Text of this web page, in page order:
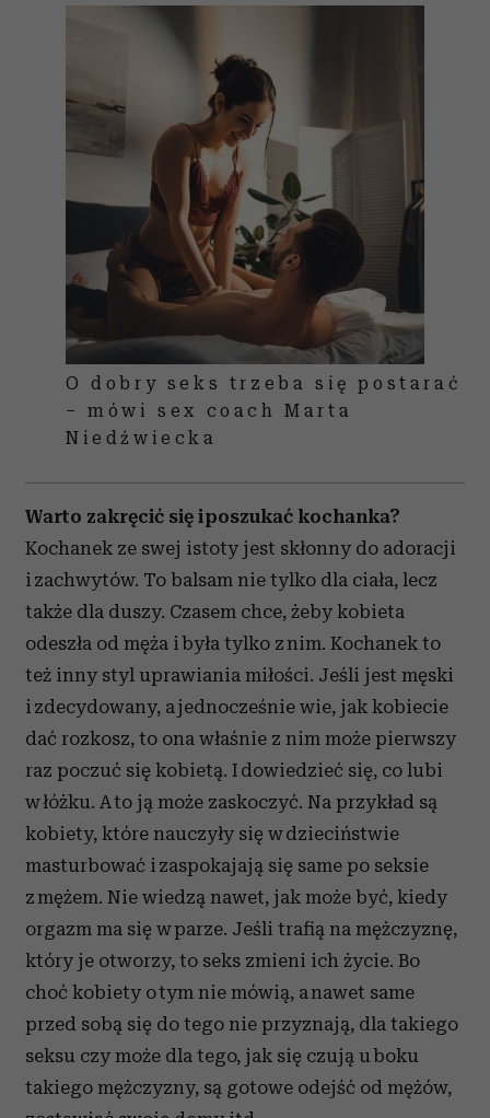
O dobry seks trzeba się postarać
– mówi sex coach Marta
Niedźwiecka
Warto zakręcić się i poszukać kochanka?
Kochanek ze swej istoty jest skłonny do adoracji
i zachwytów. To balsam nie tylko dla ciała, lecz
także dla duszy. Czasem chce, żeby kobieta
odeszła od męża i była tylko z nim. Kochanek to
też inny styl uprawiania miłości. Jeśli jest męski
i zdecydowany, a jednocześnie wie, jak kobiecie
dać rozkosz, to ona właśnie z nim może pierwszy
raz poczuć się kobietą. I dowiedzieć się, co lubi
w łóżku. A to ją może zaskoczyć. Na przykład są
kobiety, które nauczyły się w dzieciństwie
masturbować i zaspokajają się same po seksie
z mężem. Nie wiedzą nawet, jak może być, kiedy
orgazm ma się w parze. Jeśli trafią na mężczyznę,
który je otworzy, to seks zmieni ich życie. Bo
choć kobiety o tym nie mówią, a nawet same
przed sobą się do tego nie przyznają, dla takiego
seksu czy może dla tego, jak się czują u boku
takiego mężczyzny, są gotowe odejść od mężów,